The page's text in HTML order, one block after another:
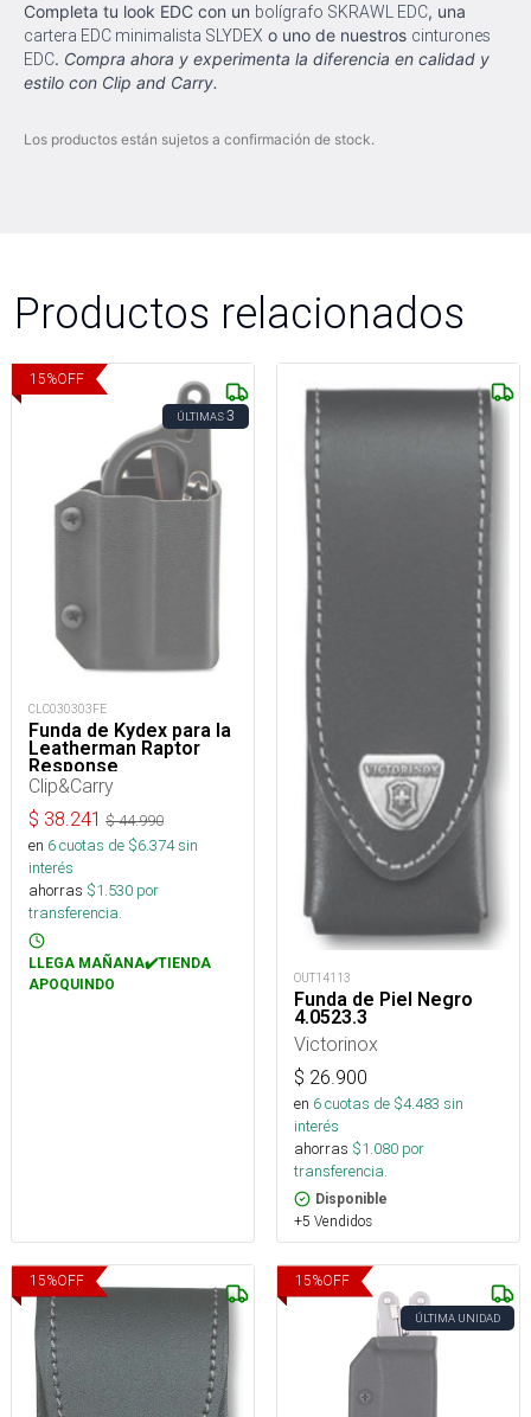
Completa tu look EDC con un bolígrafo SKRAWL EDC, una
cartera EDC minimalista SLYDEX o uno de nuestros cinturones
EDC. Compra ahora y experimenta la diferencia en calidad y
estilo con Clip and Carry.
Los productos están sujetos a confirmación de stock.
Productos relacionados
15%OFF
ÚLTIMAS3
CLC030303FE
Funda de Kydex para la
Leatherman Raptor
Response
Clip&Carry
$ 38.241 $44.990
en 6cuotas de $6.374sin
interés
ahorras $1.530 por
transferencia.
LLEGA MAÑANA✔️TIENDA
APOQUINDO
OUT14113
Funda de Piel Negro
4.0523.3
Victorinox
$ 26.900
en 6cuotas de $4.483 sin
interés
ahorras $1.080 por
transferencia.
Disponible
+5 Vendidos
15%OFF 15%OFF
ÚLTIMA UNIDAD